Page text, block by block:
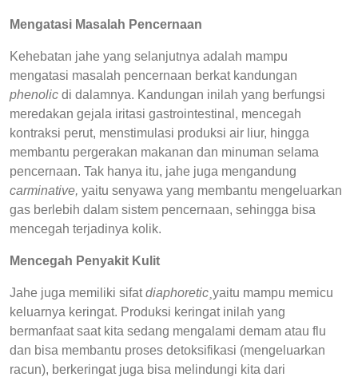
Mengatasi Masalah Pencernaan
Kehebatan jahe yang selanjutnya adalah mampu
mengatasi masalah pencernaan berkat kandungan
phenolic di dalamnya. Kandungan inilah yang berfungsi
meredakan gejala iritasi gastrointestinal, mencegah
kontraksi perut, menstimulasi produksi air liur, hingga
membantu pergerakan makanan dan minuman selama
pencernaan. Tak hanya itu, jahe juga mengandung
carminative, yaitu senyawa yang membantu mengeluarkan
gas berlebih dalam sistem pencernaan, sehingga bisa
mencegah terjadinya kolik.
Mencegah Penyakit Kulit
Jahe juga memiliki sifatdiaphoretic¸ yaitu mampu memicu
keluarnya keringat. Produksi keringat inilah yang
bermanfaat saat kita sedang mengalami demam atau flu
dan bisa membantu proses detoksifikasi (mengeluarkan
racun), berkeringat juga bisa melindungi kita dari